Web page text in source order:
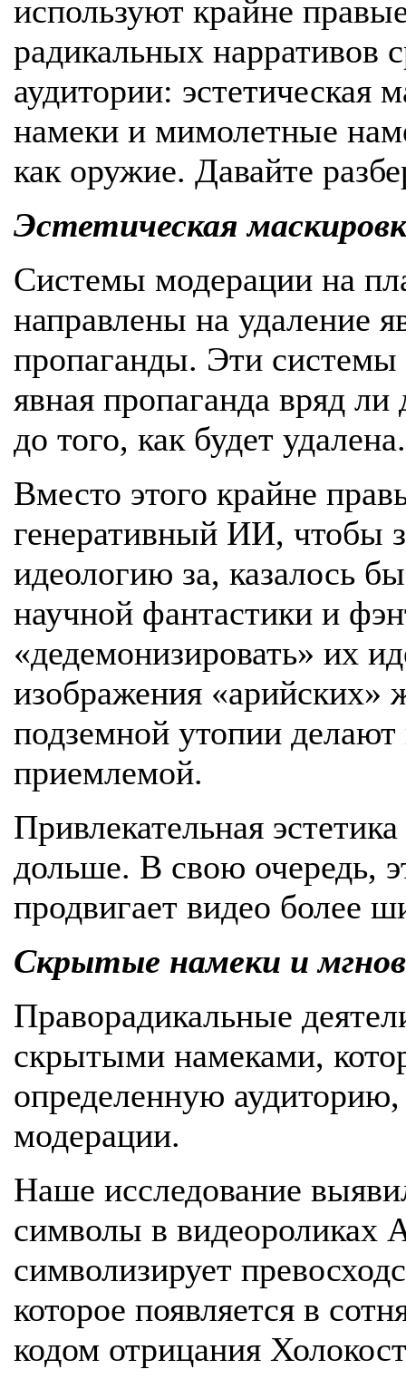
используют крайне
радикальных нарративов
аудитории: эстетическая
намеки и мимолетные
как оружие. Давайте
Эстетическая
Системы модерации на
направлены на удаление
пропаганды. Эти
явная пропаганда вряд
до того, как будет удалена.
Вместо этого крайне
генеративный ИИ, чтобы
идеологию за, казалось
научной фантастики и
«дедемонизировать» их
изображения
подземной утопии делают
приемлемой.
Привлекательная
дольше. В свою очередь,
продвигает видео более
Скрытые намеки и
Праворадикальные
скрытыми намеками,
определенную
модерации.
Наше исследование
символы в видеороликах
символизирует
которое появляется в
кодом отрицания